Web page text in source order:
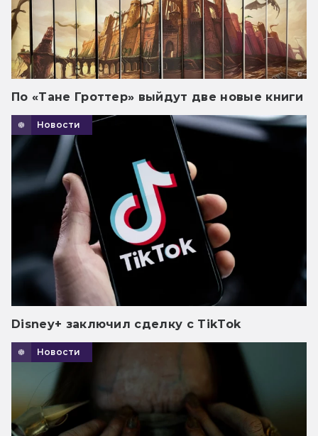
По «Тане Гроттер» выйдут две новые книги
Новости
Disney+ заключил сделку с TikTok
Новости